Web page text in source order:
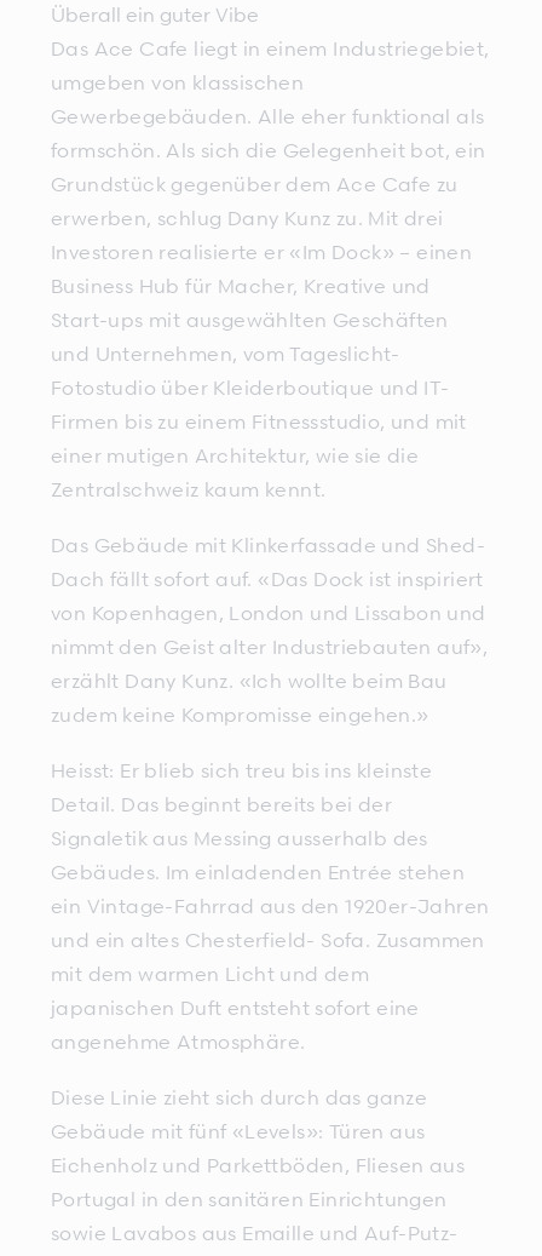
Überall ein guter Vibe
Das Ace Cafe liegt in einem Industriegebiet,
umgeben von klassischen
Gewerbegebäuden. Alle eher funktional als
formschön. Als sich die Gelegenheit bot, ein
Grundstück gegenüber dem Ace Cafe zu
erwerben, schlug Dany Kunz zu. Mit drei
Investoren realisierte er «Im Dock» – einen
Business Hub für Macher, Kreative und
Start-ups mit ausgewählten Geschäften
und Unternehmen, vom Tageslicht-
Fotostudio über Kleiderboutique und IT-
Firmen bis zu einem Fitnessstudio, und mit
einer mutigen Architektur, wie sie die
Zentralschweiz kaum kennt.
Das Gebäude mit Klinkerfassade und Shed-
Dach fällt sofort auf. «Das Dock ist inspiriert
von Kopenhagen, London und Lissabon und
nimmt den Geist alter Industriebauten auf»,
erzählt Dany Kunz. «Ich wollte beim Bau
zudem keine Kompromisse eingehen.»
Heisst: Er blieb sich treu bis ins kleinste
Detail. Das beginnt bereits bei der
Signaletik aus Messing ausserhalb des
Gebäudes. Im einladenden Entrée stehen
ein Vintage-Fahrrad aus den 1920er-Jahren
und ein altes Chesterfield- Sofa. Zusammen
mit dem warmen Licht und dem
japanischen Duft entsteht sofort eine
angenehme Atmosphäre.
Diese Linie zieht sich durch das ganze
Gebäude mit fünf «Levels»: Türen aus
Eichenholz und Parkettböden, Fliesen aus
Portugal in den sanitären Einrichtungen
sowie Lavabos aus Emaille und Auf-Putz-